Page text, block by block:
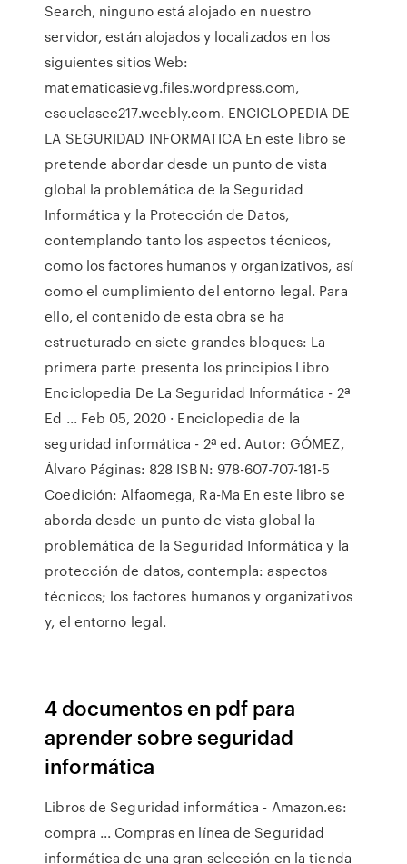
Search, ninguno está alojado en nuestro
servidor, están alojados y localizados en los
siguientes sitios Web:
matematicasievg.files.wordpress.com,
escuelasec217.weebly.com. ENCICLOPEDIA DE
LA SEGURIDAD INFORMATICA En este libro se
pretende abordar desde un punto de vista
global la problemática de la Seguridad
Informática y la Protección de Datos,
contemplando tanto los aspectos técnicos,
como los factores humanos y organizativos, así
como el cumplimiento del entorno legal. Para
ello, el contenido de esta obra se ha
estructurado en siete grandes bloques: La
primera parte presenta los principios Libro
Enciclopedia De La Seguridad Informática - 2ª
Ed ... Feb 05, 2020 · Enciclopedia de la
seguridad informática - 2ª ed. Autor: GÓMEZ,
Álvaro Páginas: 828 ISBN: 978-607-707-181-5
Coedición: Alfaomega, Ra-Ma En este libro se
aborda desde un punto de vista global la
problemática de la Seguridad Informática y la
protección de datos, contempla: aspectos
técnicos; los factores humanos y organizativos
y, el entorno legal.
4 documentos en pdf para
aprender sobre seguridad
informática
Libros de Seguridad informática - Amazon.es:
compra ... Compras en línea de Seguridad
informática de una gran selección en la tienda